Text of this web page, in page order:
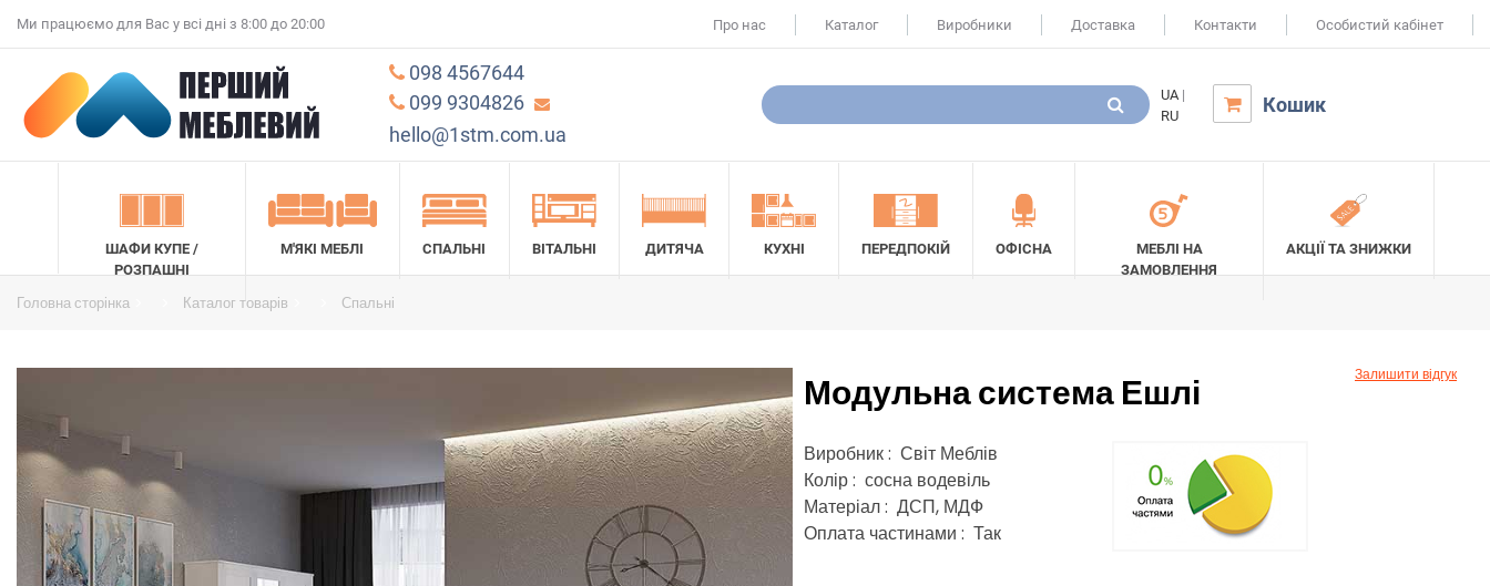
Ми працюємо для Вас у всі дні з 8:00 до 20:00 Про нас Каталог Виробники Доставка Контакти Особистий кабінет
098 4567644
099 9304826
hello@1stm.com.ua
UA |
RU
 Кошик
ШАФИ КУПЕ /
РОЗПАШНІ
М'ЯКІ МЕБЛІ СПАЛЬНІ ВІТАЛЬНІ ДИТЯЧА КУХНІ ПЕРЕДПОКІЙ ОФІСНА
МЕБЛІ НА
ЗАМОВЛЕННЯ
АКЦІЇ ТА ЗНИЖКИ
Головна сторінка Каталог товарів Спальні
Модульна система Ешлі Залишити відгук
Виробник : Світ Меблів
Колір : сосна водевіль
Матеріал : ДСП, МДФ
Оплата частинами : Так